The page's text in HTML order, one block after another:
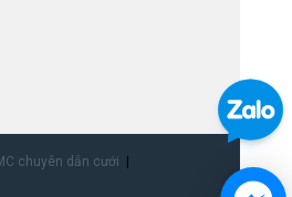
chuyên dẫn cưới